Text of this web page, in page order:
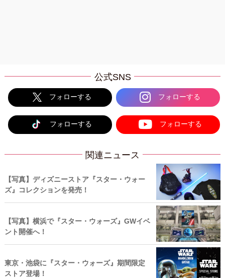
公式SNS
フォローする フォローする
フォローする フォローする
関連ニュース
【写真】ディズニーストア『スター・ウォー
ズ』コレクションを発売！
【写真】横浜で『スター・ウォーズ』GWイベ
ント開催へ！
東京・池袋に『スター・ウォーズ』期間限定
ストア登場！